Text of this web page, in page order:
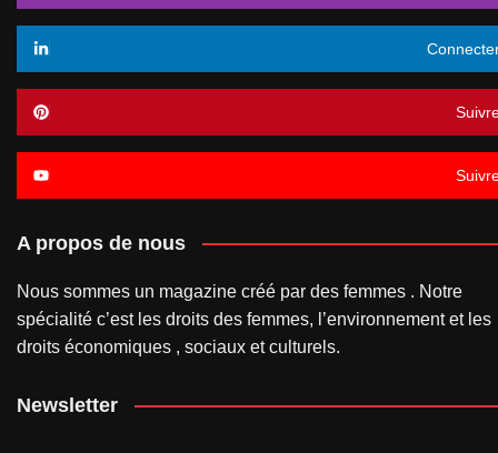
A propos de nous
Nous sommes un magazine créé par des femmes . Notre
spécialité c’est les droits des femmes, l’environnement et les
droits économiques , sociaux et culturels.
Newsletter